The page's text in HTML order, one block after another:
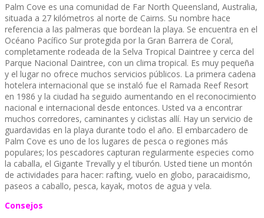
Palm Cove es una comunidad de Far North Queensland, Australia,
situada a 27 kilómetros al norte de Cairns. Su nombre hace
referencia a las palmeras que bordean la playa. Se encuentra en el
Océano Pacífico Sur protegida por la Gran Barrera de Coral,
completamente rodeada de la Selva Tropical Daintree y cerca del
Parque Nacional Daintree, con un clima tropical. Es muy pequeña
y el lugar no ofrece muchos servicios públicos. La primera cadena
hotelera internacional que se instaló fue el Ramada Reef Resort
en 1986 y la ciudad ha seguido aumentando en el reconocimiento
nacional e internacional desde entonces. Usted va a encontrar
muchos corredores, caminantes y ciclistas allí. Hay un servicio de
guardavidas en la playa durante todo el año. El embarcadero de
Palm Cove es uno de los lugares de pesca o regiones más
populares; los pescadores capturan regularmente especies como
la caballa, el Gigante Trevally y el tiburón. Usted tiene un montón
de actividades para hacer: rafting, vuelo en globo, paracaidismo,
paseos a caballo, pesca, kayak, motos de agua y vela.
Consejos